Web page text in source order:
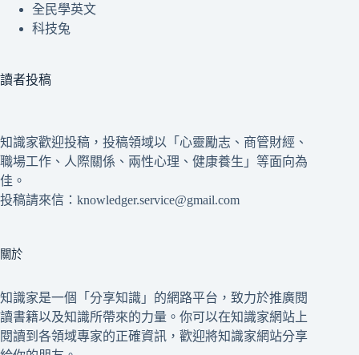
全民學英文
科技兔
讀者投稿
知識家歡迎投稿，投稿領域以「心靈勵志、商管財經、
職場工作、人際關係、兩性心理、健康養生」等面向為
佳。
投稿請來信：knowledger.service@gmail.com
關於
知識家是一個「分享知識」的網路平台，致力於推廣閱
讀書籍以及知識所帶來的力量。你可以在知識家網站上
閱讀到各領域專家的正確資訊，歡迎將知識家網站分享